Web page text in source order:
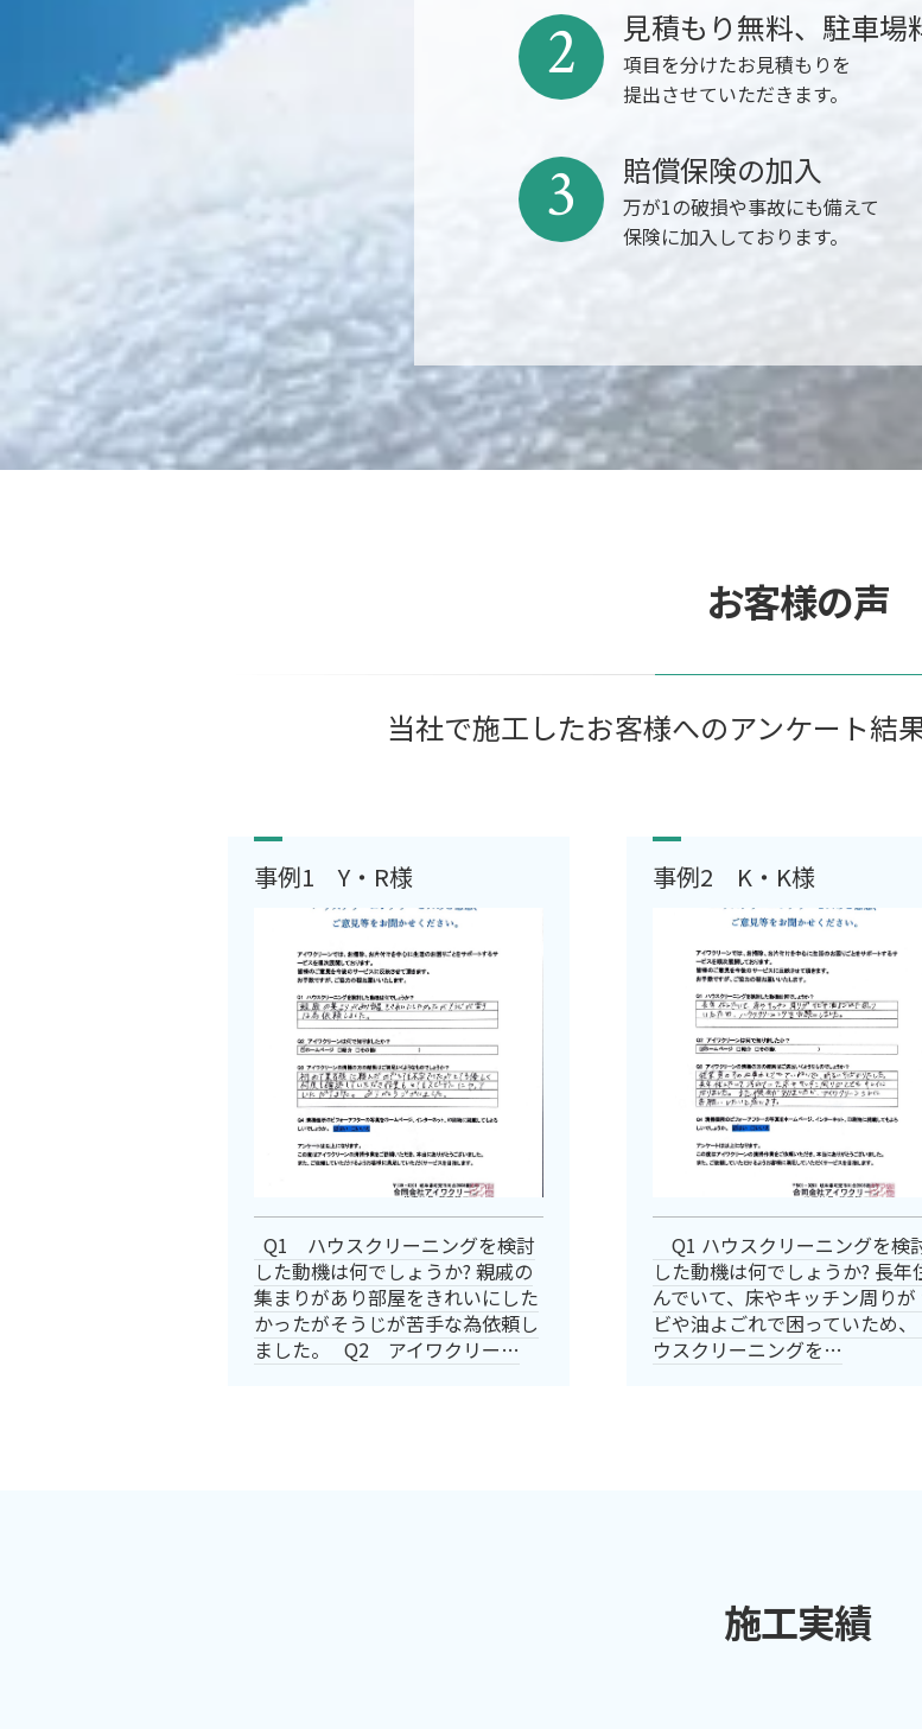
見積もり無料、駐車場
項目を分けたお見積もりを
提出させていただきます。
2
賠償保険の加入
万が1の破損や事故にも備えて
保険に加入しております。
3
お客様の声
当社で施工したお客様へのアンケート結
事例1 Y・R様
Q1 ハウスクリーニングを検討
した動機は何でしょうか? 親戚の
集まりがあり部屋をきれいにした
かったがそうじが苦手な為依頼し
ました。 Q2 アイワクリー…
事例2 K・K様
Q1 ハウスクリーニングを検
した動機は何でしょうか? 長年
んでいて、床やキッチン周りが
ビや油よごれで困っていため、
ウスクリーニングを…
施工実績